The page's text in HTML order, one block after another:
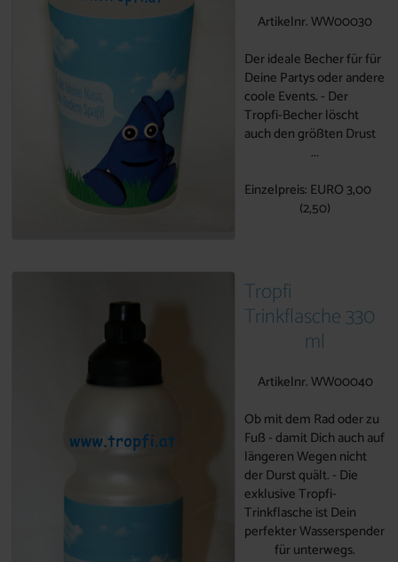
Artikelnr. WW00030
Der ideale Becher für für
Deine Partys oder andere
coole Events. - Der
Tropfi-Becher löscht
auch den größten Drust
...
Einzelpreis: EURO 3,00
(2,50)
Tropfi
Trinkflasche 330
ml
Artikelnr. WW00040
Ob mit dem Rad oder zu
Fuß - damit Dich auch auf
längeren Wegen nicht
der Durst quält. - Die
exklusive Tropfi-
Trinkflasche ist Dein
perfekter Wasserspender
für unterwegs.